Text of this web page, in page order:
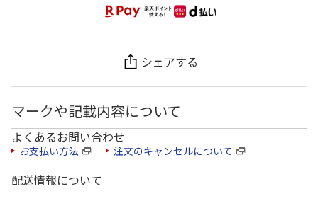
シェアする
マークや記載内容について
よくあるお問い合わせ
お支払い方法 注文のキャンセルについて
配送情報について